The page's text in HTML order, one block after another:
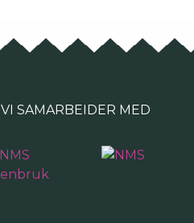
VI SAMARBEIDER MED